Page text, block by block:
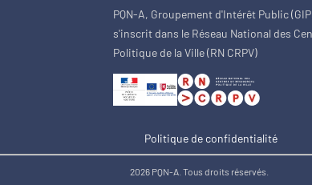
PQN-A, Groupement d'Intérêt Public
s'inscrit dans le Réseau National des
Politique de la Ville (RN CRPV)
Politique de confidentialité
2026 PQN-A. Tous droits réservés.